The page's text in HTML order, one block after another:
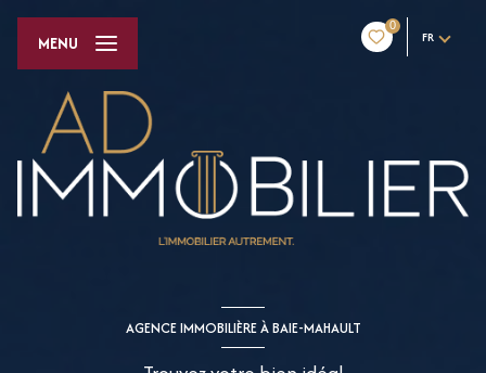
0
FR
MENU
AGENCE IMMOBILIÈRE À BAIE-MAHAULT